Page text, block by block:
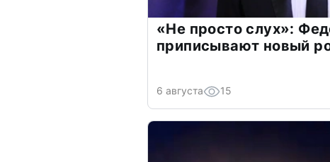
«Не просто слух»:
приписывают новый
6 августа 15